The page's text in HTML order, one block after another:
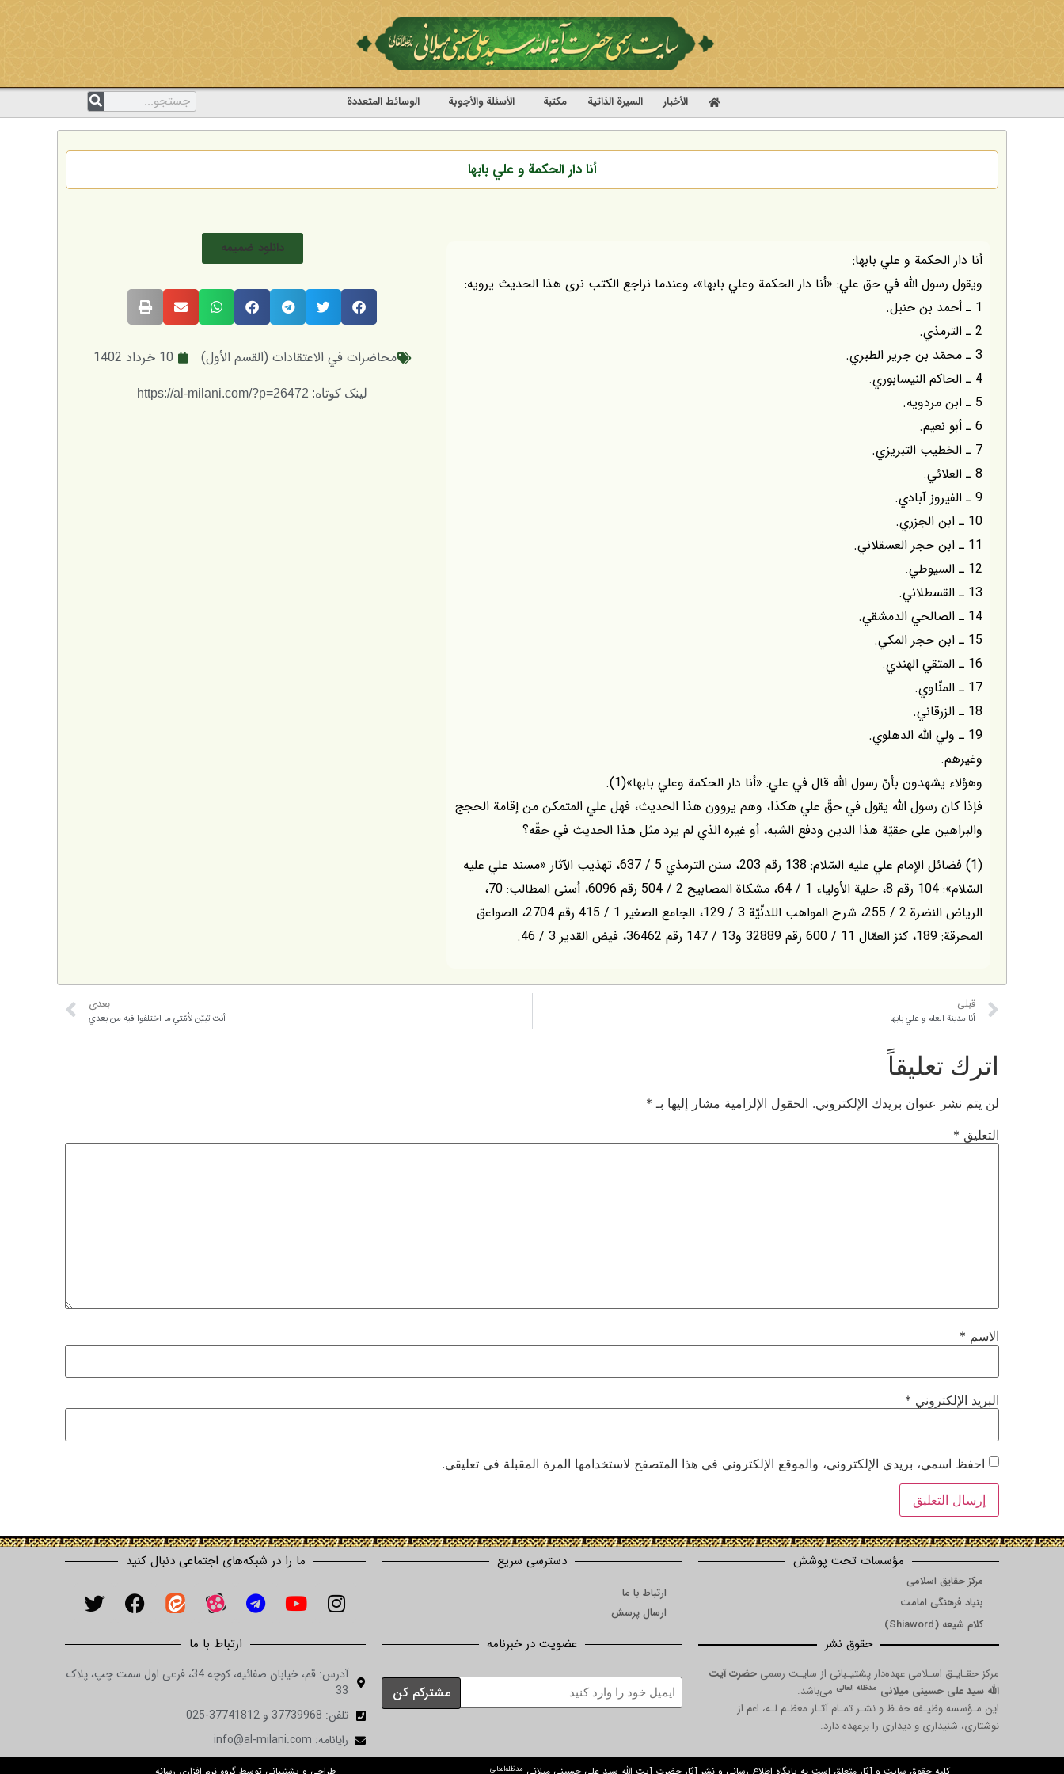
الأخبار السيرة الذاتية مکتبة الأسئلة والأجوبة الوسائط المتعددة
أنا دار الحكمة و علي بابها
أنا دار الحكمة و علي بابها:
ويقول رسول اللّه في حق علي: «أنا دار الحكمة وعلي بابها»، وعندما نراجع الكتب نرى هذا الحديث يرويه:
1 ـ أحمد بن حنبل.
2 ـ الترمذي.
3 ـ محمّد بن جرير الطبري.
4 ـ الحاكم النيسابوري.
5 ـ ابن مردويه.
6 ـ أبو نعيم.
7 ـ الخطيب التبريزي.
8 ـ العلائي.
9 ـ الفيروز آبادي.
10 ـ ابن الجزري.
11 ـ ابن حجر العسقلاني.
12 ـ السيوطي.
13 ـ القسطلاني.
14 ـ الصالحي الدمشقي.
15 ـ ابن حجر المكي.
16 ـ المتقي الهندي.
17 ـ المنّاوي.
18 ـ الزرقاني.
19 ـ ولي اللّه الدهلوي.
وغيرهم.
وهؤلاء يشهدون بأنّ رسول اللّه قال في علي: «أنا دار الحكمة وعلي بابها»(1).
فإذا كان رسول اللّه يقول في حقّ علي هكذا، وهم يروون هذا الحديث، فهل علي المتمكن من إقامة الحجج
والبراهين على حقيّة هذا الدين ودفع الشبه، أو غيره الذي لم يرد مثل هذا الحديث في حقّه؟
(1) فضائل الإمام علي عليه السّلام: 138 رقم 203، سنن الترمذي 5 / 637، تهذيب الآثار «مسند علي عليه
السّلام»: 104 رقم 8، حلية الأولياء 1 / 64، مشكاة المصابيح 2 / 504 رقم 6096، أسنى المطالب: 70،
الرياض النضرة 2 / 255، شرح المواهب اللدنّيّة 3 / 129، الجامع الصغير 1 / 415 رقم 2704، الصواعق
المحرقة: 189، كنز العمّال 11 / 600 رقم 32889 و13 / 147 رقم 36462، فيض القدير 3 / 46.
دانلود ضمیمه
محاضرات في الاعتقادات (القسم الأول) 10 خرداد 1402
لینک کوتاه: https://al-milani.com/?p=26472
قبلی
أنا مدينة العلم و علي بابها
بعدی
أنت تبيّن لأُمّتي ما اختلفوا فيه من بعدي
اترك تعليقاً
لن يتم نشر عنوان بريدك الإلكتروني. الحقول الإلزامية مشار إليها بـ *
التعليق *
الاسم *
البريد الإلكتروني *
احفظ اسمي، بريدي الإلكتروني، والموقع الإلكتروني في هذا المتصفح لاستخدامها المرة المقبلة في تعليقي.
مؤسسات تحت پوشش
مرکز حقایق اسلامی
بنیاد فرهنگی امامت
کلام شیعه (Shiaword)
حقوق نشر
مرکز حقـایـق اسـلامی عهده‌دار پشتیـبانی از سایـت رسمی حضرت آیت
الله سید علی حسینی میلانی مدظله العالی می‌باشد.
این مـؤسسه وظیـفه حفـظ و نشـر تمـام آثـار معظـم لـه، اعم از
نوشتاری، شنیداری و دیداری را برعهده دارد.
دسترسی سریع
ارتباط با ما
ارسال پرسش
عضویت در خبرنامه
ما را در شبکه‌های اجتماعی دنبال کنید
ارتباط با ما
آدرس: قم، خیابان صفائیه، کوچه 34، فرعی اول سمت چپ، پلاک
33
تلفن: 37739968 و 37741812-025
رایانامه: info@al-milani.com
مدظله‌العالی